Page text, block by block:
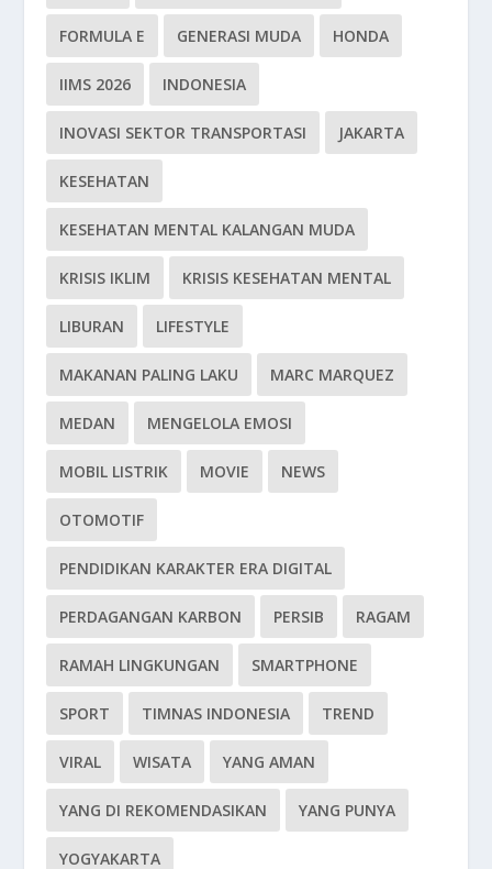
FORMULA E GENERASI MUDA HONDA
IIMS 2026 INDONESIA
INOVASI SEKTOR TRANSPORTASI JAKARTA
KESEHATAN
KESEHATAN MENTAL KALANGAN MUDA
KRISIS IKLIM KRISIS KESEHATAN MENTAL
LIBURAN LIFESTYLE
MAKANAN PALING LAKU MARC MARQUEZ
MEDAN MENGELOLA EMOSI
MOBIL LISTRIK MOVIE NEWS
OTOMOTIF
PENDIDIKAN KARAKTER ERA DIGITAL
PERDAGANGAN KARBON PERSIB RAGAM
RAMAH LINGKUNGAN SMARTPHONE
SPORT TIMNAS INDONESIA TREND
VIRAL WISATA YANG AMAN
YANG DI REKOMENDASIKAN YANG PUNYA
YOGYAKARTA